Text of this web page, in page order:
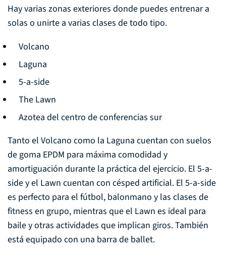
Hay varias zonas exteriores donde puedes entrenar a
solas o unirte a varias clases de todo tipo.
Volcano
Laguna
5-a-side
The Lawn
Azotea del centro de conferencias sur
Tanto el Volcano como la Laguna cuentan con suelos
de goma EPDM para máxima comodidad y
amortiguación durante la práctica del ejercicio. El 5-a-
side y el Lawn cuentan con césped artificial. El 5-a-side
es perfecto para el fútbol, balonmano y las clases de
fitness en grupo, mientras que el Lawn es ideal para
baile y otras actividades que implican giros. También
está equipado con una barra de ballet.